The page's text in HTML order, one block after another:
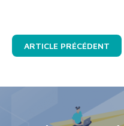
ARTICLE PRÉCÉDENT